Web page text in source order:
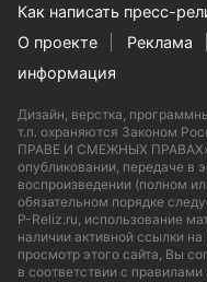
Как написать пресс-
О проекте
Реклама
информация
Дизайн, верстка,
т.п. охраняются Законом
ПРАВЕ И СМЕЖНЫХ
опубликовании, передаче в
воспроизведении (полном
обязательном порядке
P-Reliz.ru, использование
наличии активной ссылки
просмотр этого сайта, Вы
в соответствии с